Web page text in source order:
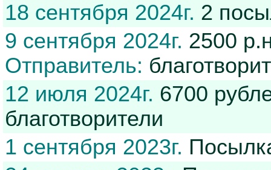
18 сентября 2024г. 2
9 сентября 2024г. 2500
Отправитель:
12 июля 2024г. 6700
благотворители
1 сентября 2023г.